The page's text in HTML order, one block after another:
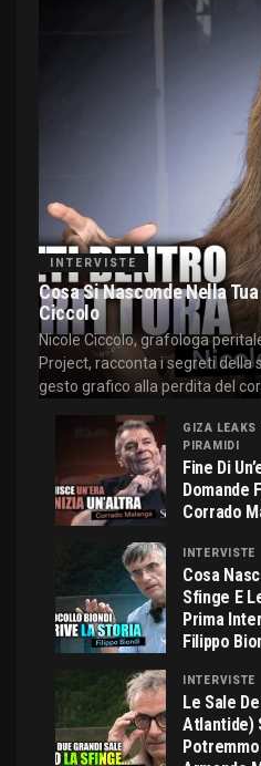
INTERVISTE
Cosa Si Nasconde Nella
Ciccolo
Nicole Ciccolo, grafologa
Project, racconta i segreti della
gesto grafico alla perdita del
GIZA LEAKS
PIRAMIDI
Fine Di
Domande
Corrado
INTERVISTE
Cosa
Sfinge E
Prima
Filippo
INTERVISTE
Le Sale
Atlantide)